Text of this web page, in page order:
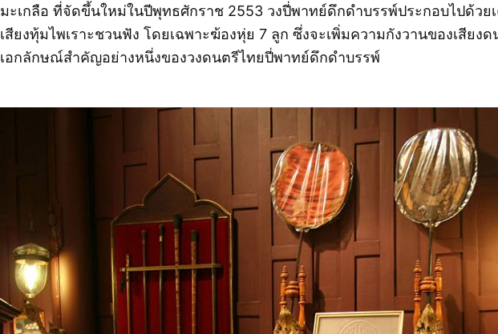
มะเกลือ ที่จัดขึ้นใหม่ในปีพุทธศักราช 2553 วงปี่พาทย์ดึกดำบรรพ์ประกอบไปด้วย
เสียงทุ้มไพเราะชวนฟัง โดยเฉพาะฆ้องหุ่ย 7 ลูก ซึ่งจะเพิ่มความกังวานของเสียง
เอกลักษณ์สำคัญอย่างหนึ่งของวงดนตรีไทยปี่พาทย์ดึกดำบรรพ์